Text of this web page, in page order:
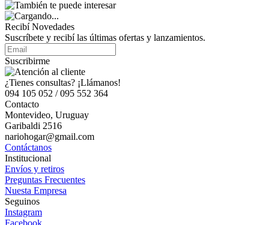
Recibí Novedades
Suscríbete y recibí las últimas ofertas y lanzamientos.
Suscribirme
¿Tienes consultas? ¡Llámanos!
094 105 052 / 095 552 364
Contacto
Montevideo, Uruguay
Garibaldi 2516
nariohogar@gmail.com
Contáctanos
Institucional
Envíos y retiros
Preguntas Frecuentes
Nuesta Empresa
Seguinos
Instagram
Facebook